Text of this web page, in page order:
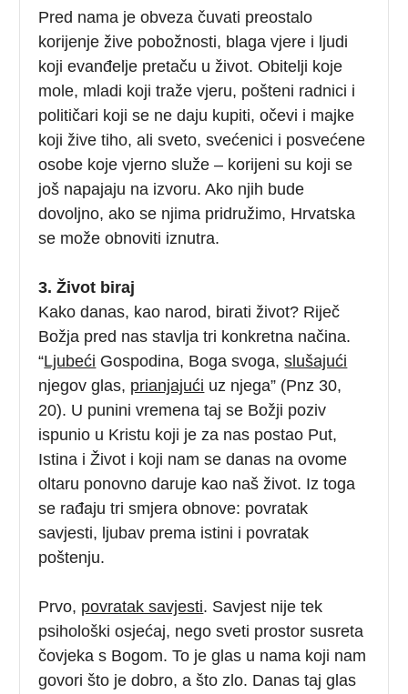
Pred nama je obveza čuvati preostalo
korijenje žive pobožnosti, blaga vjere i ljudi
koji evanđelje pretaču u život. Obitelji koje
mole, mladi koji traže vjeru, pošteni radnici i
političari koji se ne daju kupiti, očevi i majke
koji žive tiho, ali sveto, svećenici i posvećene
osobe koje vjerno služe – korijeni su koji se
još napajaju na izvoru. Ako njih bude
dovoljno, ako se njima pridružimo, Hrvatska
se može obnoviti iznutra.
3. Život biraj
Kako danas, kao narod, birati život? Riječ
Božja pred nas stavlja tri konkretna načina.
“Ljubeći Gospodina, Boga svoga,slušajući
njegov glas, prianjajući uz njega” (Pnz 30,
20). U punini vremena taj se Božji poziv
ispunio u Kristu koji je za nas postao Put,
Istina i Život i koji nam se danas na ovome
oltaru ponovno daruje kao naš život. Iz toga
se rađaju tri smjera obnove: povratak
savjesti, ljubav prema istini i povratak
poštenju.
Prvo, povratak savjesti. Savjest nije tek
psihološki osjećaj, nego sveti prostor susreta
čovjeka s Bogom. To je glas u nama koji nam
govori što je dobro, a što zlo. Danas taj glas